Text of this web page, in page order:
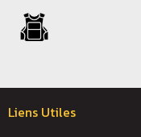
Liens Utiles